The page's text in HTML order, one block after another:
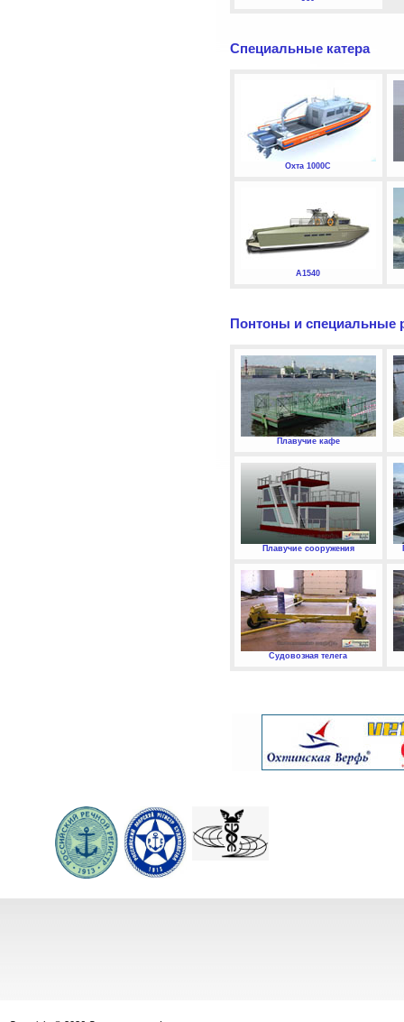
Специальные катера
Охта 1000С
А1540
Понтоны и специальные
Плавучие кафе
Плавучие сооружения
Судовозная телега